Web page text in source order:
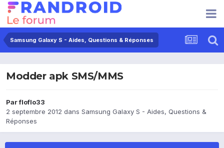
Samsung Galaxy S - Aides, Questions & Réponses
Modder apk SMS/MMS
Parfloflo33
2 septembre 2012 dans Samsung Galaxy S - Aides, Questions &
Réponses